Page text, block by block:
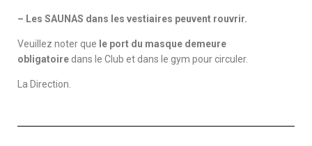
– Les SAUNAS dans les vestiaires peuvent rouvrir.
Veuillez noter que le port du masque demeure
obligatoire dans le Club et dans le gym pour circuler.
La Direction.